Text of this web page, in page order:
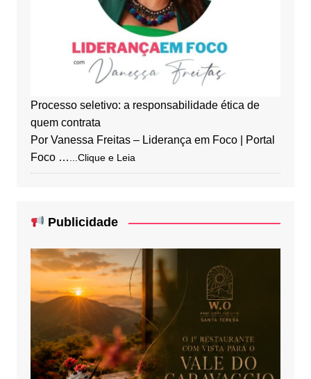
Processo seletivo: a responsabilidade ética de
quem contrata
Por Vanessa Freitas – Liderança em Foco | Portal
Foco …...Clique e Leia
Publicidade